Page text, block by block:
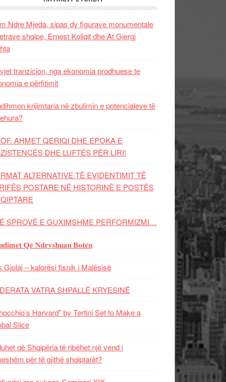
Ndre Mjeda, sipas dy figurave monumentale
shqipe, Ernest Koliqit dhe At Gjergj
tranzicion, nga ekonomia prodhuese te
e përfitimit
krijimtaria në zbulimin e potencialeve të
AHMET QERIQI DHE EPOKA E
DHE LUFTЁS PЁR LIRI!
ALTERNATIVE TË EVIDENTIMIT TË
POSTARE NË HISTORINË E POSTËS
SPROVË E GUXIMSHME PERFORMIZMI…
𝐐𝐞̈ 𝐍𝐝𝐫𝐲𝐬𝐡𝐮𝐚𝐧 𝐁𝐨𝐭𝐞̈𝐧
Gjolaj – kalorësi fisnik i Malësisë
VATRA SHPALLË KRYESINË
Harvard” by Tertini Set to Make a
Slice
që Shqipëria të ribëhet një vend i
për të gjithë shqiptarët?